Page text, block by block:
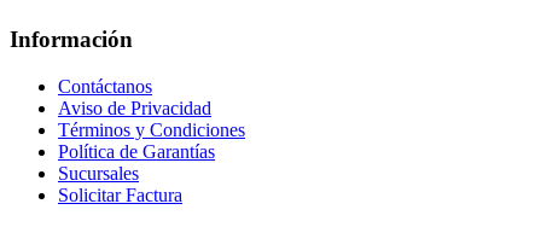
Información
Contáctanos
Aviso de Privacidad
Términos y Condiciones
Política de Garantías
Sucursales
Solicitar Factura